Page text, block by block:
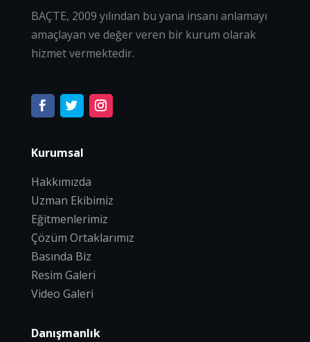
BAÇTE, 2009 yılından bu yana insanı anlamayı
amaçlayan ve değer veren bir kurum olarak
hizmet vermektedir.
Kurumsal
Hakkımızda
Uzman Ekibimiz
Eğitmenlerimiz
Çözüm Ortaklarımız
Basında Biz
Resim Galeri
Video Galeri
Danışmanlık